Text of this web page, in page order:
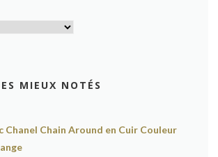
MIEUX NOTÉS
Chanel Chain Around en Cuir Couleur